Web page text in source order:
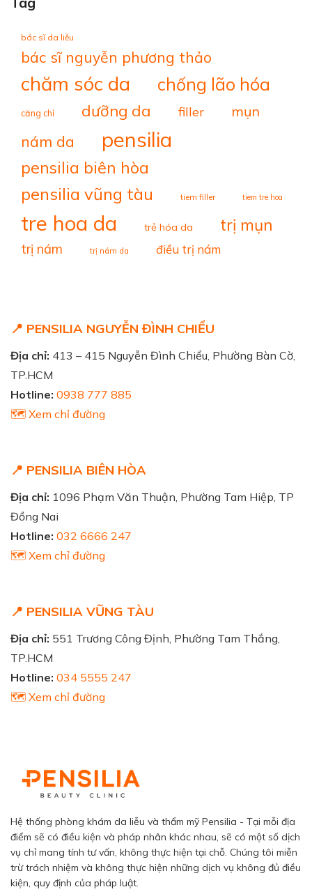
bác sĩ da liễu
bác sĩ nguyễn phương thảo
chăm sóc da chống lão hóa
căng chỉ dưỡng da filler mụn
nám da pensilia
pensilia biên hòa
pensilia vũng tàu tiem filler tiem tre hoa
tre hoa da trẻ hóa da trị mụn
trị nám trị nám da điều trị nám
📍 PENSILIA NGUYỄN ĐÌNH CHIỂU
Địa chỉ: 413 – 415 Nguyễn Đình Chiểu, Phường Bàn Cờ,
TP.HCM
Hotline: 0938 777 885
🗺️ Xem chỉ đường
📍 PENSILIA BIÊN HÒA
Địa chỉ: 1096 Phạm Văn Thuận, Phường Tam Hiệp, TP
Đồng Nai
Hotline: 032 6666 247
🗺️ Xem chỉ đường
📍 PENSILIA VŨNG TÀU
Địa chỉ: 551 Trương Công Định, Phường Tam Thắng,
TP.HCM
Hotline: 034 5555 247
🗺️ Xem chỉ đường
Hệ thống phòng khám da liễu và thẩm mỹ Pensilia - Tại mỗi địa
điểm sẽ có điều kiện và pháp nhân khác nhau, sẽ có một số dịch
vụ chỉ mang tính tư vấn, không thực hiện tại chỗ. Chúng tôi miễn
trừ trách nhiệm và không thực hiện những dịch vụ không đủ điều
kiện, quy định của pháp luật.